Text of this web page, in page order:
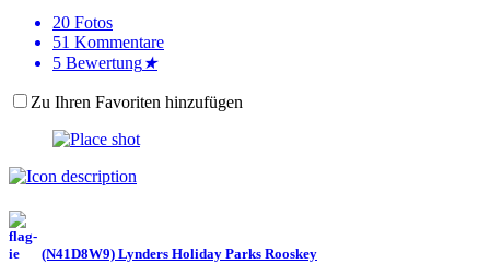
20 Fotos
51 Kommentare
5 Bewertung★
Zu Ihren Favoriten hinzufügen
(N41D8W9) Lynders Holiday Parks Rooskey